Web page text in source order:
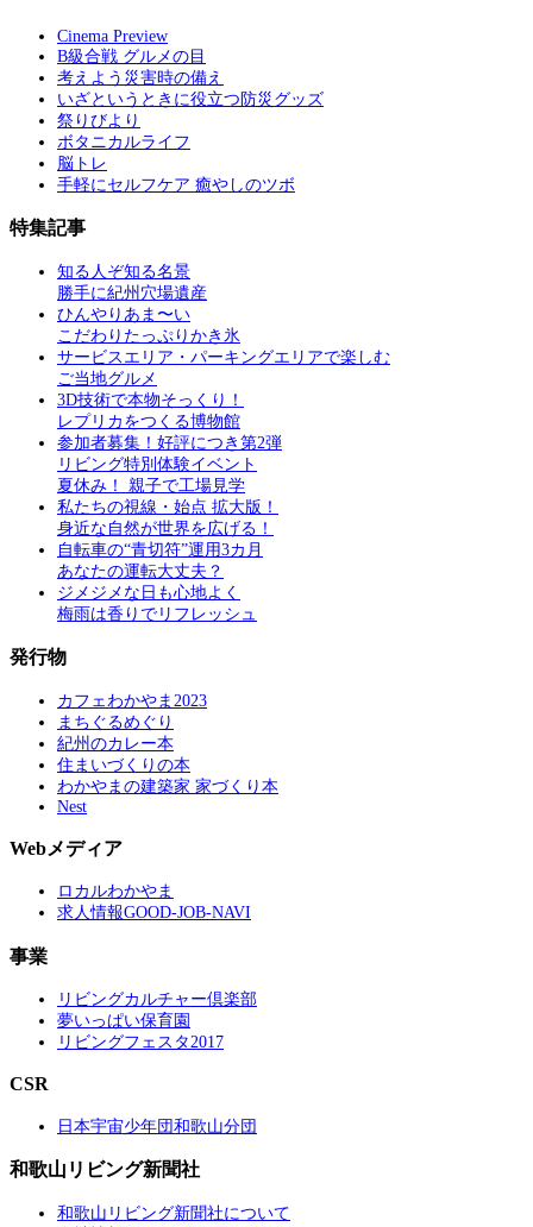
Cinema Preview
B級合戦 グルメの目
考えよう災害時の備え
いざというときに役立つ防災グッズ
祭りびより
ボタニカルライフ
脳トレ
手軽にセルフケア 癒やしのツボ
特集記事
知る人ぞ知る名景
勝手に紀州穴場遺産
ひんやりあま〜い
こだわりたっぷりかき氷
サービスエリア・パーキングエリアで楽しむ
ご当地グルメ
3D技術で本物そっくり！
レプリカをつくる博物館
参加者募集！好評につき第2弾
リビング特別体験イベント
夏休み！ 親子で工場見学
私たちの視線・始点 拡大版！
身近な自然が世界を広げる！
自転車の“青切符”運用3カ月
あなたの運転大丈夫？
ジメジメな日も心地よく
梅雨は香りでリフレッシュ
発行物
カフェわかやま2023
まちぐるめぐり
紀州のカレー本
住まいづくりの本
わかやまの建築家 家づくり本
Nest
Webメディア
ロカルわかやま
求人情報GOOD-JOB-NAVI
事業
リビングカルチャー倶楽部
夢いっぱい保育園
リビングフェスタ2017
CSR
日本宇宙少年団和歌山分団
和歌山リビング新聞社
和歌山リビング新聞社について